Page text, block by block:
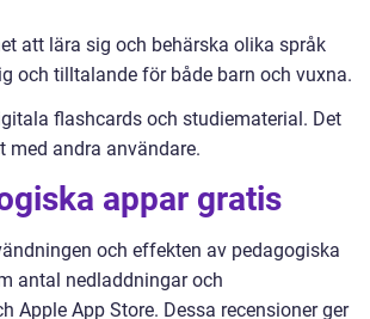
att lära sig och behärska olika språk
och tilltalande för både barn och vuxna.
flashcards och studiematerial. Det
andra användare.
appar gratis
och effekten av pedagogiska
antal nedladdningar och
Apple App Store. Dessa recensioner ger